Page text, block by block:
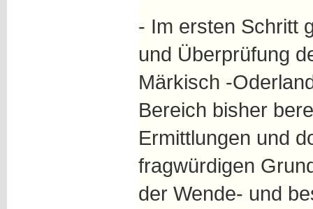
- Im ersten Schritt
und Überprüfung
Märkisch -
Bereich bisher
Ermittlungen und
fragwürdigen
der Wende- und